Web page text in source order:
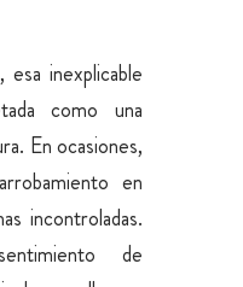
inexplicable
como una
En ocasiones,
en
incontroladas.
de